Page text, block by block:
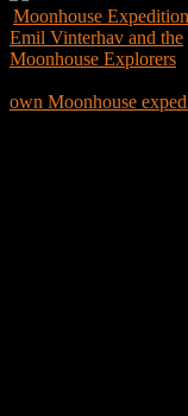
Moonhouse
Emil Vinterhav and the
Moonhouse Explorers
own Moonhouse